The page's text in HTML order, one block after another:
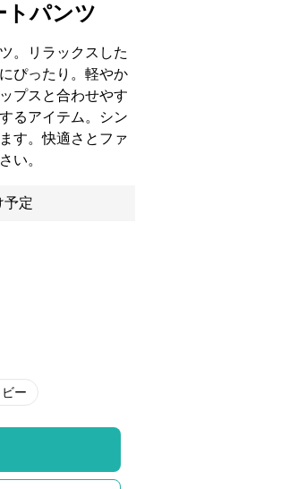
トパンツ
。リラックスした
ぴったり。軽やか
プスと合わせやす
るアイテム。シン
す。快適さとファ
い。
予定
ー